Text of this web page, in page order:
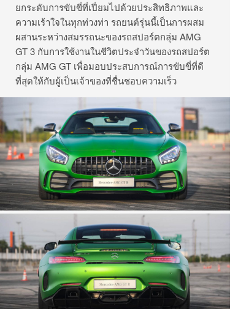
ยกระดับการขับขี่ที่เปี่ยมไปด้วยประสิทธิภาพและ
ความเร้าใจในทุกท่วงท่า รถยนต์รุ่นนี้เป็นการผสม
ผสานระหว่างสมรรถนะของรถสปอร์ตกลุ่ม AMG
GT 3 กับการใช้งานในชีวิตประจำวันของรถสปอร์ต
กลุ่ม AMG GT เพื่อมอบประสบการณ์การขับขี่ที่ดี
ที่สุดให้กับผู้เป็นเจ้าของที่ชื่นชอบความเร็ว